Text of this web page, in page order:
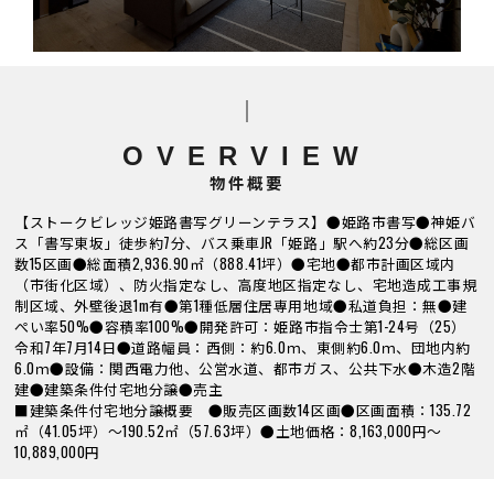
OVERVIEW
物件概要
【ストークビレッジ姫路書写グリーンテラス】●姫路市書写●神姫バ
ス「書写東坂」徒歩約7分、バス乗車JR「姫路」駅へ約23分●総区画
数15区画●総面積2,936.90㎡（888.41坪）●宅地●都市計画区域内
（市街化区域）、防火指定なし、高度地区指定なし、宅地造成工事規
制区域、外壁後退1m有●第1種低層住居専用地域●私道負担：無●建
ぺい率50%●容積率100%●開発許可：姫路市指令士第1-24号（25）
令和7年7月14日●道路幅員：西側：約6.0ｍ、東側約6.0ｍ、団地内約
6.0ｍ●設備：関西電力他、公営水道、都市ガス、公共下水●木造2階
建●建築条件付宅地分譲●売主
■建築条件付宅地分譲概要 ●販売区画数14区画●区画面積：135.72
㎡（41.05坪）～190.52㎡（57.63坪）●土地価格：8,163,000円～
10,889,000円